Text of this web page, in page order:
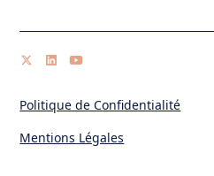
Politique de Confidentialité
Mentions Légales